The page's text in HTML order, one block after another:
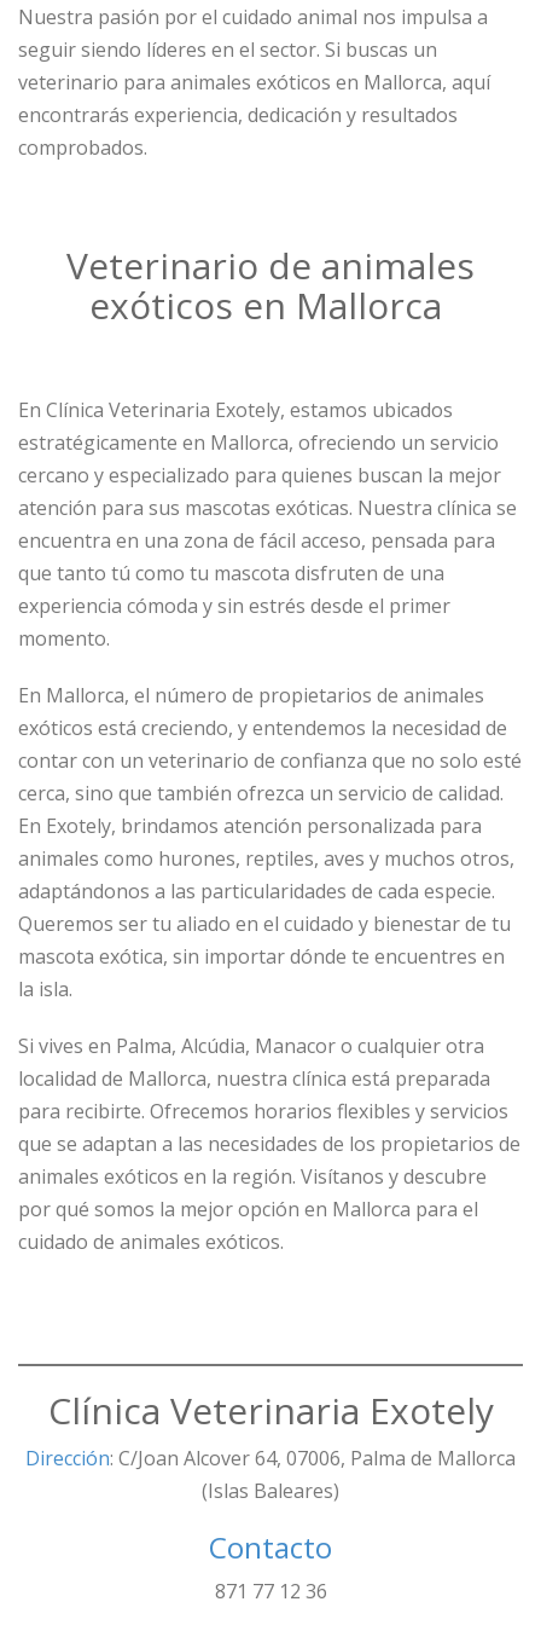
Nuestra pasión por el cuidado animal nos impulsa a
seguir siendo líderes en el sector. Si buscas un
veterinario para animales exóticos en Mallorca, aquí
encontrarás experiencia, dedicación y resultados
comprobados.
Veterinario de animales
exóticos en Mallorca
En Clínica Veterinaria Exotely, estamos ubicados
estratégicamente en Mallorca, ofreciendo un servicio
cercano y especializado para quienes buscan la mejor
atención para sus mascotas exóticas. Nuestra clínica se
encuentra en una zona de fácil acceso, pensada para
que tanto tú como tu mascota disfruten de una
experiencia cómoda y sin estrés desde el primer
momento.
En Mallorca, el número de propietarios de animales
exóticos está creciendo, y entendemos la necesidad de
contar con un veterinario de confianza que no solo esté
cerca, sino que también ofrezca un servicio de calidad.
En Exotely, brindamos atención personalizada para
animales como hurones, reptiles, aves y muchos otros,
adaptándonos a las particularidades de cada especie.
Queremos ser tu aliado en el cuidado y bienestar de tu
mascota exótica, sin importar dónde te encuentres en
la isla.
Si vives en Palma, Alcúdia, Manacor o cualquier otra
localidad de Mallorca, nuestra clínica está preparada
para recibirte. Ofrecemos horarios flexibles y servicios
que se adaptan a las necesidades de los propietarios de
animales exóticos en la región. Visítanos y descubre
por qué somos la mejor opción en Mallorca para el
cuidado de animales exóticos.
Clínica Veterinaria Exotely
Dirección: C/Joan Alcover 64, 07006, Palma de Mallorca
(Islas Baleares)
Contacto
871 77 12 36